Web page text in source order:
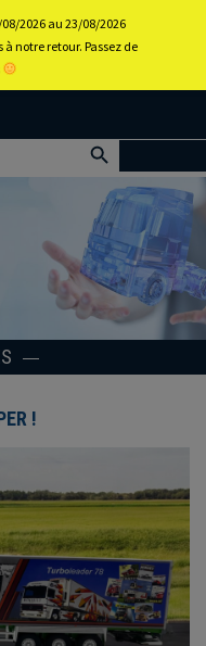
Retour
!
2026 au 23/08/2026
notre retour. Passez de